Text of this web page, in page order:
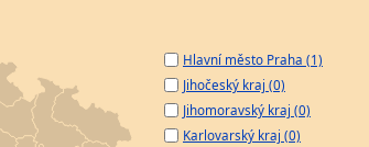
Hlavní město Praha (1)
Jihočeský kraj (0)
Jihomoravský kraj (0)
Karlovarský kraj (0)